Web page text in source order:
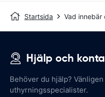
Startsida Vad innebär
Hjälp och
Behöver du hjälp?
uthyrningsspecialister.